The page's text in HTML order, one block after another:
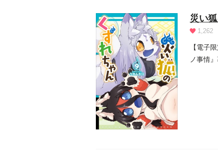
災い
1,262
【電子
ノ事情